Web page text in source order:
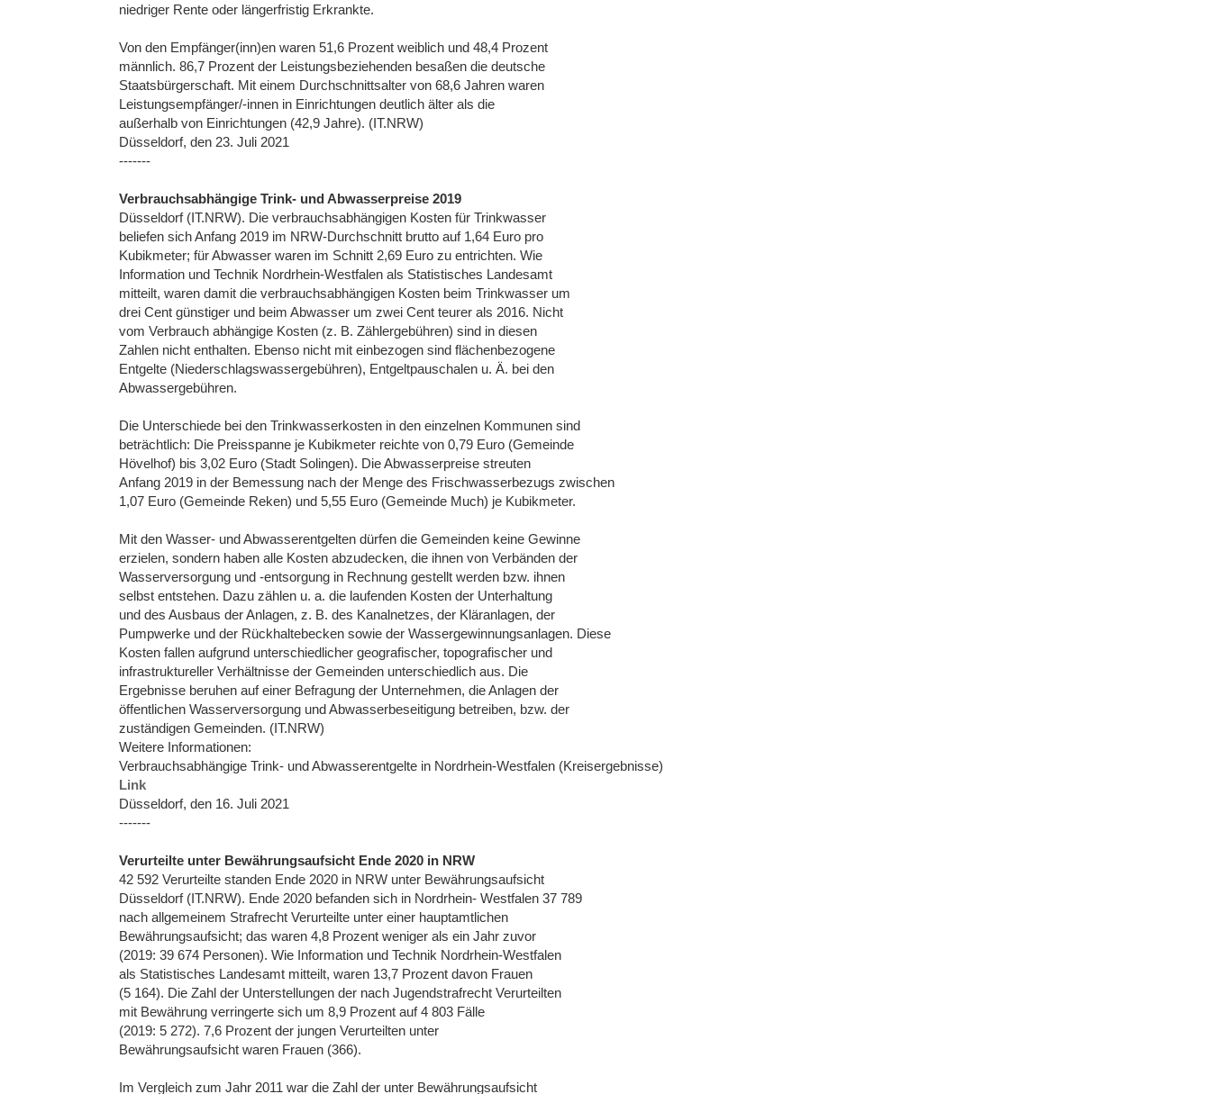
niedriger Rente oder längerfristig Erkrankte.
Von den Empfänger(inn)en waren 51,6 Prozent weiblich und 48,4 Prozent
männlich. 86,7 Prozent der Leistungsbeziehenden besaßen die deutsche
Staatsbürgerschaft. Mit einem Durchschnittsalter von 68,6 Jahren waren
Leistungsempfänger/-innen in Einrichtungen deutlich älter als die
außerhalb von Einrichtungen (42,9 Jahre). (IT.NRW)
Düsseldorf, den 23. Juli 2021
-------
Verbrauchsabhängige Trink- und Abwasserpreise 2019
Düsseldorf (IT.NRW). Die verbrauchsabhängigen Kosten für Trinkwasser
beliefen sich Anfang 2019 im NRW-Durchschnitt brutto auf 1,64 Euro pro
Kubikmeter; für Abwasser waren im Schnitt 2,69 Euro zu entrichten. Wie
Information und Technik Nordrhein-Westfalen als Statistisches Landesamt
mitteilt, waren damit die verbrauchsabhängigen Kosten beim Trinkwasser um
drei Cent günstiger und beim Abwasser um zwei Cent teurer als 2016. Nicht
vom Verbrauch abhängige Kosten (z. B. Zählergebühren) sind in diesen
Zahlen nicht enthalten. Ebenso nicht mit einbezogen sind flächenbezogene
Entgelte (Niederschlagswassergebühren), Entgeltpauschalen u. Ä. bei den
Abwassergebühren.
Die Unterschiede bei den Trinkwasserkosten in den einzelnen Kommunen sind
beträchtlich: Die Preisspanne je Kubikmeter reichte von 0,79 Euro (Gemeinde
Hövelhof) bis 3,02 Euro (Stadt Solingen). Die Abwasserpreise streuten
Anfang 2019 in der Bemessung nach der Menge des Frischwasserbezugs zwischen
1,07 Euro (Gemeinde Reken) und 5,55 Euro (Gemeinde Much) je Kubikmeter.
Mit den Wasser- und Abwasserentgelten dürfen die Gemeinden keine Gewinne
erzielen, sondern haben alle Kosten abzudecken, die ihnen von Verbänden der
Wasserversorgung und -entsorgung in Rechnung gestellt werden bzw. ihnen
selbst entstehen. Dazu zählen u. a. die laufenden Kosten der Unterhaltung
und des Ausbaus der Anlagen, z. B. des Kanalnetzes, der Kläranlagen, der
Pumpwerke und der Rückhaltebecken sowie der Wassergewinnungsanlagen. Diese
Kosten fallen aufgrund unterschiedlicher geografischer, topografischer und
infrastruktureller Verhältnisse der Gemeinden unterschiedlich aus. Die
Ergebnisse beruhen auf einer Befragung der Unternehmen, die Anlagen der
öffentlichen Wasserversorgung und Abwasserbeseitigung betreiben, bzw. der
zuständigen Gemeinden. (IT.NRW)
Weitere Informationen:
Verbrauchsabhängige Trink- und Abwasserentgelte in Nordrhein-Westfalen (Kreisergebnisse)
Link
Düsseldorf, den 16. Juli 2021
-------
Verurteilte unter Bewährungsaufsicht Ende 2020 in NRW
42 592 Verurteilte standen Ende 2020 in NRW unter Bewährungsaufsicht
Düsseldorf (IT.NRW). Ende 2020 befanden sich in Nordrhein- Westfalen 37 789
nach allgemeinem Strafrecht Verurteilte unter einer hauptamtlichen
Bewährungsaufsicht; das waren 4,8 Prozent weniger als ein Jahr zuvor
(2019: 39 674 Personen). Wie Information und Technik Nordrhein-Westfalen
als Statistisches Landesamt mitteilt, waren 13,7 Prozent davon Frauen
(5 164). Die Zahl der Unterstellungen der nach Jugendstrafrecht Verurteilten
mit Bewährung verringerte sich um 8,9 Prozent auf 4 803 Fälle
(2019: 5 272). 7,6 Prozent der jungen Verurteilten unter
Bewährungsaufsicht waren Frauen (366).
Im Vergleich zum Jahr 2011 war die Zahl der unter Bewährungsaufsicht